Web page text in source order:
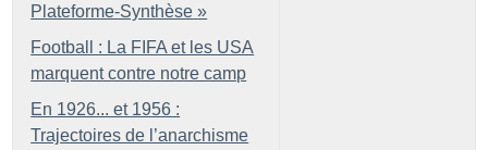
Plateforme-Synthèse »
Football : La FIFA et les USA
marquent contre notre camp
En 1926... et 1956 :
Trajectoires de l’anarchisme